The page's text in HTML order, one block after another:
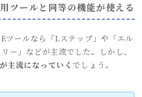
ツールと同等の機能が使える
ツールなら「Lステップ」や「エル
ー」などが主流でした。しかし、
主流になっていく でしょう。